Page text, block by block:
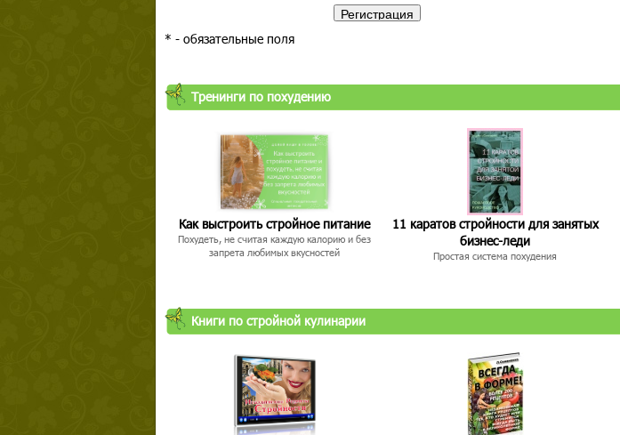
* - обязательные поля
Тренинги по похудению
Как выстроить стройное питание
Похудеть, не считая каждую калорию и без
запрета любимых вкусностей
11 каратов стройности для занятых
бизнес-леди
Простая система похудения
Книги по стройной кулинарии